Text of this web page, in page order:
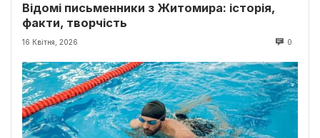
Відомі письменники з Житомира: історія,
факти, творчість
16 Квітня, 2026 0